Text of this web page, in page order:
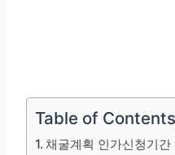
Table of Contents
채굴계획 인가신청기